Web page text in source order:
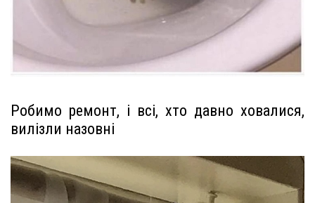
Робимо ремонт, і всі, хто давно ховалися,
вилізли назовні